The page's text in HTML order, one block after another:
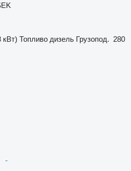
кВт) Топливо дизель Грузопод. 280